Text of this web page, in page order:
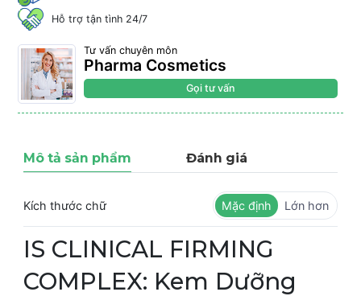
Hỗ trợ tận tình 24/7
Tư vấn chuyên môn
Pharma Cosmetics
Gọi tư vấn
Mô tả sản phẩm Đánh giá
Kích thước chữ Mặc định Lớn hơn
IS CLINICAL FIRMING
COMPLEX: Kem Dưỡng